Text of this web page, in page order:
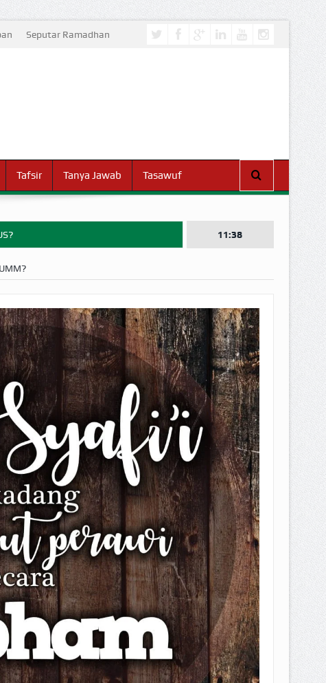
Seputar Ramadhan
Tafsir Tanya Jawab Tasawuf
BERUBAH
DENGAN CARA MENGANGSUR
11:38